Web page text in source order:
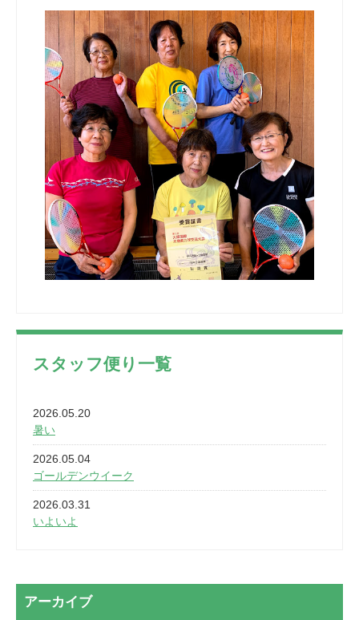
スタッフ便り一覧
2026.05.20
暑い
2026.05.04
ゴールデンウイーク
2026.03.31
いよいよ
2026.03.20
なぎなた
アーカイブ